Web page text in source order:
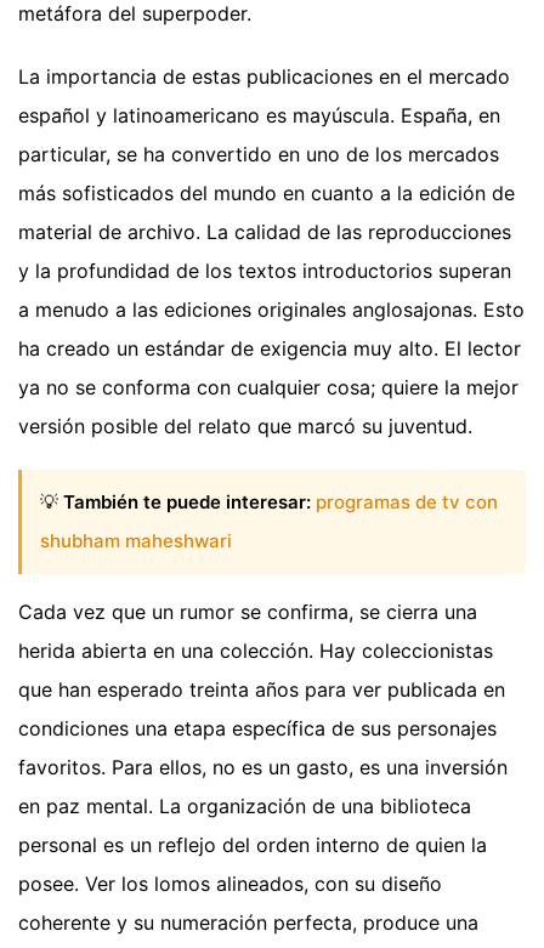
metáfora del superpoder.
La importancia de estas publicaciones en el mercado
español y latinoamericano es mayúscula. España, en
particular, se ha convertido en uno de los mercados
más sofisticados del mundo en cuanto a la edición de
material de archivo. La calidad de las reproducciones
y la profundidad de los textos introductorios superan
a menudo a las ediciones originales anglosajonas. Esto
ha creado un estándar de exigencia muy alto. El lector
ya no se conforma con cualquier cosa; quiere la mejor
versión posible del relato que marcó su juventud.
💡 También te puede interesar: programas de tv con
shubham maheshwari
Cada vez que un rumor se confirma, se cierra una
herida abierta en una colección. Hay coleccionistas
que han esperado treinta años para ver publicada en
condiciones una etapa específica de sus personajes
favoritos. Para ellos, no es un gasto, es una inversión
en paz mental. La organización de una biblioteca
personal es un reflejo del orden interno de quien la
posee. Ver los lomos alineados, con su diseño
coherente y su numeración perfecta, produce una